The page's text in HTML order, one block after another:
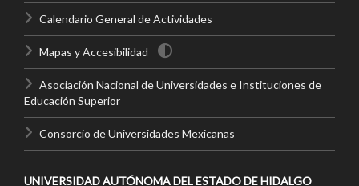
Calendario General de Actividades
Mapas y Accesibilidad
Asociación Nacional de Universidades e Instituciones de
Educación Superior
Consorcio de Universidades Mexicanas
UNIVERSIDAD AUTÓNOMA DEL ESTADO DE HIDALGO